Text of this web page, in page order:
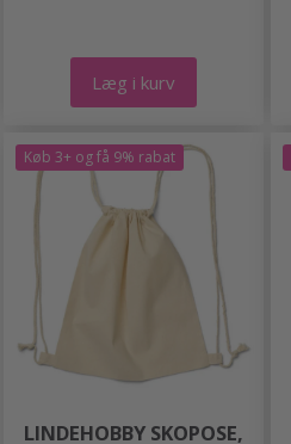
Læg i kurv
Køb 3+ og få 9% rabat
LINDEHOBBY SKOPOSE,